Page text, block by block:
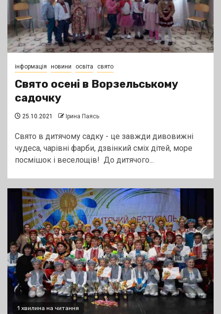
інформація новини освіта свято
Свято осені в Ворзельському
садочку
25.10.2021 Ірина Паясь
Свято в дитячому садку - це завжди дивовижні
чудеса, чарівні фарби, дзвінкий сміх дітей, море
посмішок і веселощів! До дитячого...
1 хвилина на читання